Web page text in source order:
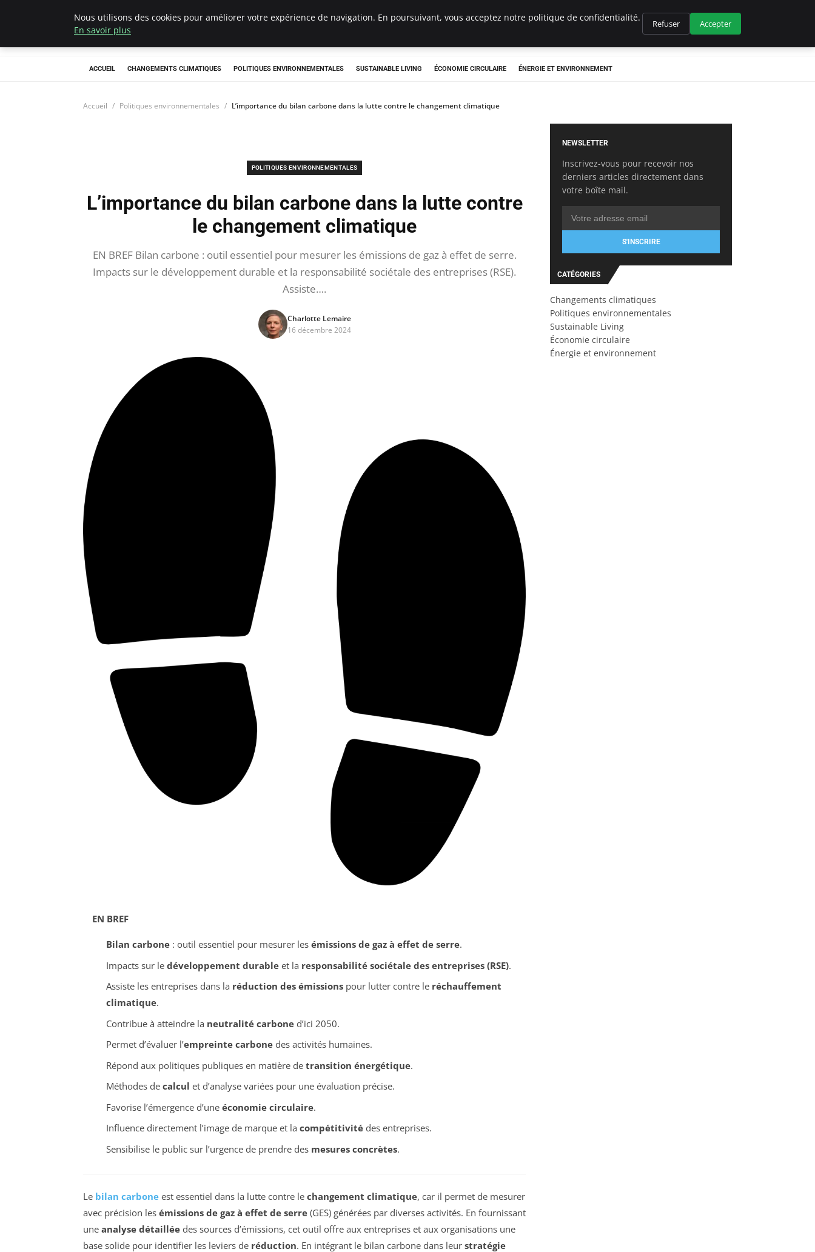
Climategatecountryclub.com
ACCUEIL CHANGEMENTS CLIMATIQUES POLITIQUES ENVIRONNEMENTALES SUSTAINABLE LIVING ÉCONOMIE CIRCULAIRE ÉNERGIE ET ENVIRONNEMENT
Accueil Politiques environnementales L’importance du bilan carbone dans la lutte contre le changement climatique
POLITIQUES ENVIRONNEMENTALES
L’importance du bilan carbone dans la lutte contre
le changement climatique
EN BREF Bilan carbone : outil essentiel pour mesurer les émissions de gaz à effet de serre.
Impacts sur le développement durable et la responsabilité sociétale des entreprises (RSE).
Assiste….
Charlotte Lemaire
16 décembre 2024
EN BREF
Bilan carbone: outil essentiel pour mesurer les émissions de gaz à effet de serre.
Impacts sur le développement durableet la responsabilité sociétale des entreprises (RSE).
Assiste les entreprises dans la réduction des émissionspour lutter contre le réchauffement
climatique.
Contribue à atteindre la neutralité carboned’ici 2050.
Permet d’évaluer l’empreinte carbonedes activités humaines.
Répond aux politiques publiques en matière de transition énergétique.
Méthodes de calcul et d’analyse variées pour une évaluation précise.
Favorise l’émergence d’une économie circulaire.
Influence directement l’image de marque et la compétitivitédes entreprises.
Sensibilise le public sur l’urgence de prendre des mesures concrètes.
Le bilan carbone est essentiel dans la lutte contre le changement climatique, car il permet de mesurer
avec précision les émissions de gaz à effet de serre (GES) générées par diverses activités. En fournissant
une analyse détaillée des sources d’émissions, cet outil offre aux entreprises et aux organisations une
base solide pour identifier les leviers de réduction. En intégrant le bilan carbone dans leur stratégie
NEWSLETTER
Inscrivez-vous pour recevoir nos
derniers articles directement dans
votre boîte mail.
S'INSCRIRE
CATÉGORIES
Changements climatiques
Politiques environnementales
Sustainable Living
Économie circulaire
Énergie et environnement
Nous utilisons des cookies pour améliorer votre expérience de navigation. En poursuivant, vous acceptez notre politique de confidentialité.
En savoir plus
Refuser Accepter